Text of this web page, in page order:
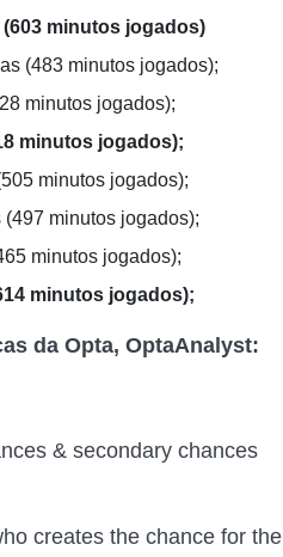
minutos jogados)
(483 minutos jogados);
minutos jogados);
minutos jogados);
minutos jogados);
minutos jogados);
minutos jogados);
minutos jogados);
da Opta, OptaAnalyst:
& secondary chances
creates the chance for the